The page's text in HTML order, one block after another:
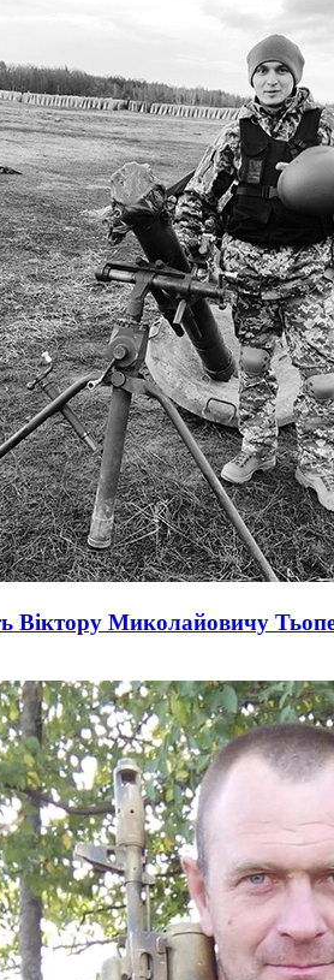
Віктору Миколайовичу